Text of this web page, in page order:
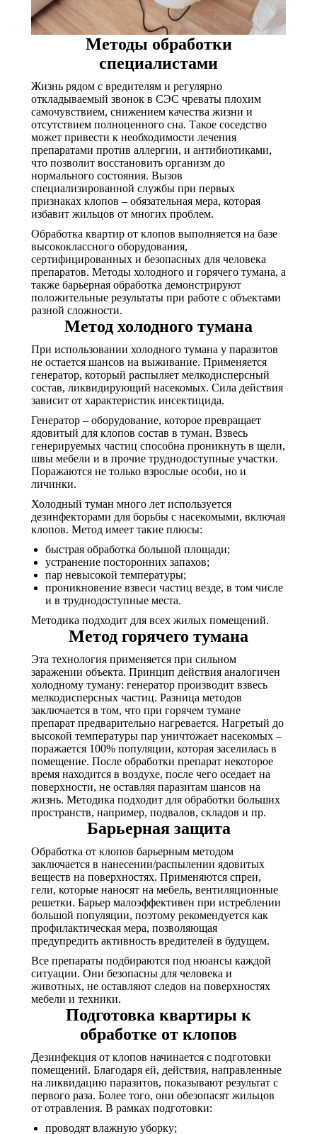
Методы обработки
специалистами
Жизнь рядом с вредителям и регулярно
откладываемый звонок в СЭС чреваты плохим
самочувствием, снижением качества жизни и
отсутствием полноценного сна. Такое соседство
может привести к необходимости лечения
препаратами против аллергии, и антибиотиками,
что позволит восстановить организм до
нормального состояния. Вызов
специализированной службы при первых
признаках клопов – обязательная мера, которая
избавит жильцов от многих проблем.
Обработка квартир от клопов выполняется на базе
высококлассного оборудования,
сертифицированных и безопасных для человека
препаратов. Методы холодного и горячего тумана, а
также барьерная обработка демонстрируют
положительные результаты при работе с объектами
разной сложности.
Метод холодного тумана
При использовании холодного тумана у паразитов
не остается шансов на выживание. Применяется
генератор, который распыляет мелкодисперсный
состав, ликвидирующий насекомых. Сила действия
зависит от характеристик инсектицида.
Генератор – оборудование, которое превращает
ядовитый для клопов состав в туман. Взвесь
генерируемых частиц способна проникнуть в щели,
швы мебели и в прочие труднодоступные участки.
Поражаются не только взрослые особи, но и
личинки.
Холодный туман много лет используется
дезинфекторами для борьбы с насекомыми, включая
клопов. Метод имеет такие плюсы:
быстрая обработка большой площади;
устранение посторонних запахов;
пар невысокой температуры;
проникновение взвеси частиц везде, в том числе
и в труднодоступные места.
Методика подходит для всех жилых помещений.
Метод горячего тумана
Эта технология применяется при сильном
заражении объекта. Принцип действия аналогичен
холодному туману: генератор производит взвесь
мелкодисперсных частиц. Разница методов
заключается в том, что при горячем тумане
препарат предварительно нагревается. Нагретый до
высокой температуры пар уничтожает насекомых –
поражается 100% популяции, которая заселилась в
помещение. После обработки препарат некоторое
время находится в воздухе, после чего оседает на
поверхности, не оставляя паразитам шансов на
жизнь. Методика подходит для обработки больших
пространств, например, подвалов, складов и пр.
Барьерная защита
Обработка от клопов барьерным методом
заключается в нанесении/распылении ядовитых
веществ на поверхностях. Применяются спреи,
гели, которые наносят на мебель, вентиляционные
решетки. Барьер малоэффективен при истреблении
большой популяции, поэтому рекомендуется как
профилактическая мера, позволяющая
предупредить активность вредителей в будущем.
Все препараты подбираются под нюансы каждой
ситуации. Они безопасны для человека и
животных, не оставляют следов на поверхностях
мебели и техники.
Подготовка квартиры к
обработке от клопов
Дезинфекция от клопов начинается с подготовки
помещений. Благодаря ей, действия, направленные
на ликвидацию паразитов, показывают результат с
первого раза. Более того, они обезопасят жильцов
от отравления. В рамках подготовки:
проводят влажную уборку;